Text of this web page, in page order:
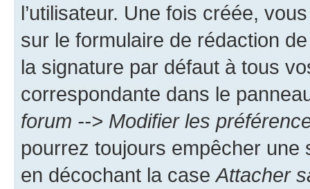
l’utilisateur. Une fois créée,
sur le formulaire de rédaction
la signature par défaut à tous
correspondante dans le
forum --> Modifier les
pourrez toujours empêcher une
en décochant la case Attacher